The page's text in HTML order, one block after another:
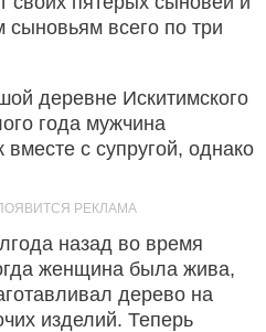
всего по три
деревне Искитимского
года мужчина
с супругой, однако
назад во время
женщина была жива,
дерево на
изделий. Теперь